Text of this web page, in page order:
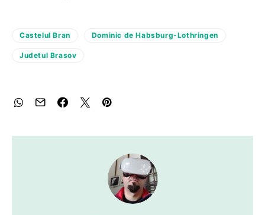
Castelul Bran Dominic de Habsburg-Lothringen
Judetul Brasov